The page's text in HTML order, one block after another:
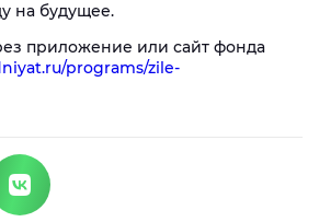
на будущее.
приложение или сайт фонда
programs/zile-